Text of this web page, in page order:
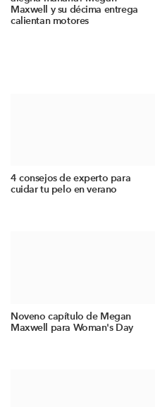
Maxwell y su décima entrega
calientan motores
4 consejos de experto para
cuidar tu pelo en verano
Noveno capítulo de Megan
Maxwell para Woman's Day